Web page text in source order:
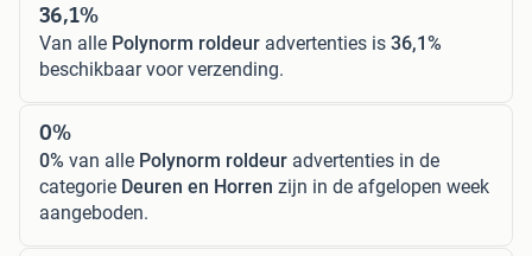
36,1%
Van alle Polynorm roldeur advertenties is 36,1%
beschikbaar voor verzending.
0%
0% van alle Polynorm roldeur advertenties in de
categorie Deuren en Horren zijn in de afgelopen week
aangeboden.